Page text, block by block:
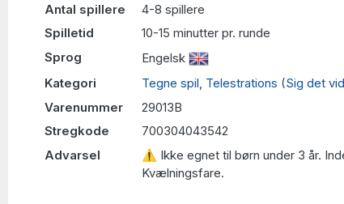
Antal spillere
4-8 spillere
Spilletid
10-15 minutter pr. runde
Sprog
Engelsk
Kategori
Tegne spil, Telestrations (Sig det
Varenummer
29013B
Stregkode
700304043542
Advarsel
⚠ Ikke egnet til børn under 3 år.
Kvælningsfare.